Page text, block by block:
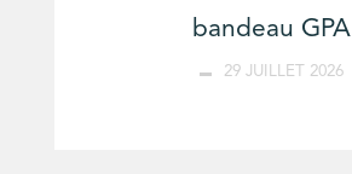
bandeau GPA
29 JUILLET 2026